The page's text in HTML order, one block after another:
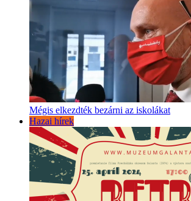
Mégis elkezdték bezárni az iskolákat
Hazai hírek